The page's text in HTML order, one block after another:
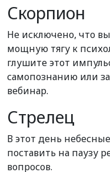
Скорпион
Не исключено, что
мощную тягу к
глушите этот
самопознанию или
вебинар.
Стрелец
В этот день
поставить на паузу
вопросов.